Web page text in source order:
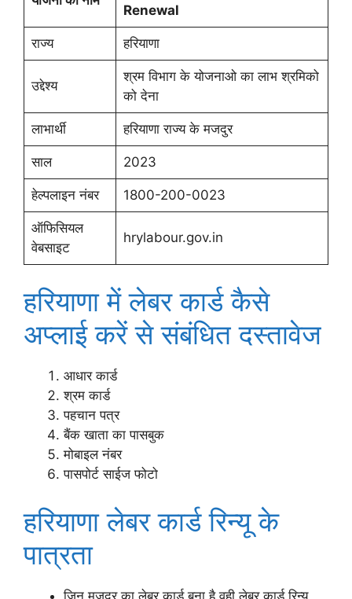
Renewal
राज्य हरियाणा
उद्देश्य
श्रम विभाग के योजनाओ का लाभ श्रमिको
को देना
लाभार्थी हरियाणा राज्य के मजदुर
साल 2023
हेल्पलाइन नंबर 1800-200-0023
ऑफिसियल
वेबसाइट
hrylabour.gov.in
हरियाणा में लेबर कार्ड कैसे
अप्लाई करें से संबंधित दस्तावेज
आधार कार्ड
श्रम कार्ड
पहचान पत्र
बैंक खाता का पासबुक
मोबाइल नंबर
पासपोर्ट साईज फोटो
हरियाणा लेबर कार्ड रिन्यू के
पात्रता
जिन मजदूर का लेबर कार्ड बना है वही लेबर कार्ड रिन्यू